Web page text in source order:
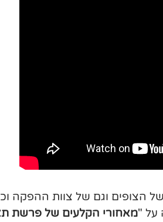
הצופים וגם של צוות ההפקה
על "מאחורי הקלעים של פרשת